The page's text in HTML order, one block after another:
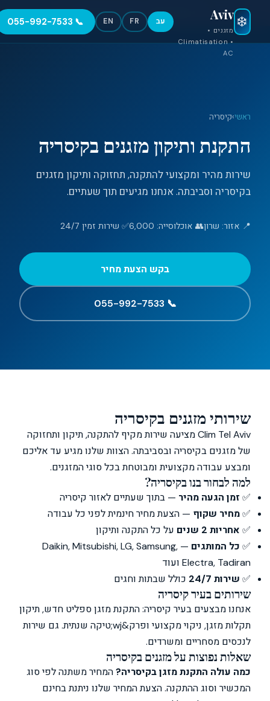
חירום 24/7 — 055-992-7533 ❄️
Aviv
מזגנים •
Climatisation •
AC
עב FR
EN
📞 055-992-7533
ראשי›קיסריה
התקנת ותיקון מזגנים בקיסריה
שירות מהיר ומקצועי להתקנה, תחזוקה ותיקון מזגנים
בקיסריה וסביבתה. אנחנו מגיעים תוך שעתיים.
📍 אזור: שרון👥 אוכלוסייה: 6,000 ✅ שירות זמין 24/7
בקש הצעת מחיר
📞 055-992-7533
שירותי מזגנים בקיסריה
Clim Tel Aviv מציעה שירות מקיף להתקנה, תיקון ותחזוקה
של מזגנים בקיסריה ובסביבתה. הצוות שלנו מגיע עד אליכם
ומבצע עבודה מקצועית ומבוטחת בכל סוגי המזגנים.
למה לבחור בנו בקיסריה?
✅ זמן הגעה מהיר — בתוך שעתיים לאזור קיסריה
✅מחיר שקוף — הצעת מחיר חינמית לפני כל עבודה
✅ אחריות 2 שנים
על כל התקנה ותיקון
✅ כל המותגים
— Daikin, Mitsubishi, LG, Samsung,
Electra, Tadiran ועוד
✅ שירות 24/7 כולל שבתות וחגים
שירותים בעיר קיסריה
אנחנו מבצעים בעיר קיסריה: התקנת מזגן ספליט חדש, תיקון
תקלות מזגן, ניקוי מקצועי ופרק&wj;טיקה שנתית. גם שירות
לנכסים מסחריים ומשרדים.
שאלות נפוצות על מזגנים בקיסריה
כמה עולה התקנת מזגן בקיסריה?המחיר משתנה לפי סוג
המכשיר וסוג ההתקנה. הצעת המחיר שלנו ניתנת בחינם